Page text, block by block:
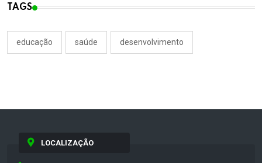
TAGS
educação saúde desenvolvimento
LOCALIZAÇÃO